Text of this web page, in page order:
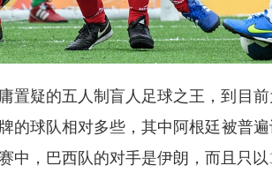
置疑的五人制盲人足球之王，到目
的球队相对多些，其中阿根廷被普
中，巴西队的对手是伊朗，而且只